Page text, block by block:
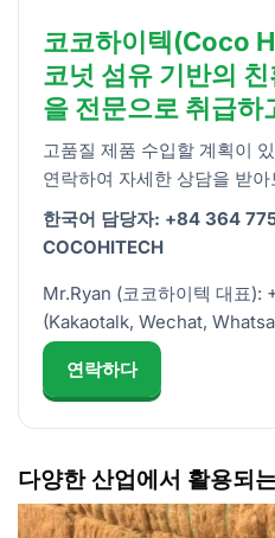
코코하이텍(Coco
코넛 섬유 기반의
을 전문으로 취급하
고품질 제품 수입할 계획이
연락하여 자세한 상담을 받아
한국어 담당자: +84 364
COCOHITECH
Mr.Ryan (코코하이텍 대표
(Kakaotalk, Wechat,
연락하다
다양한 산업에서 활용되